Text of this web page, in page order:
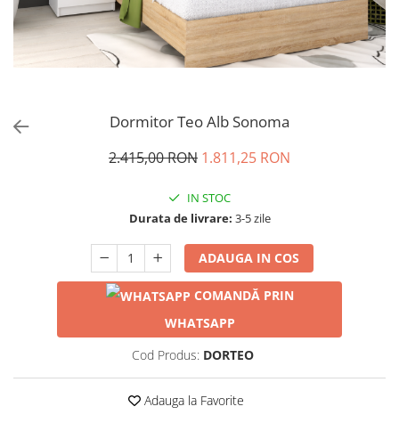
Dormitor Teo Alb Sonoma
2.415,00 RON 1.811,25 RON
IN STOC
Durata de livrare: 3-5 zile
ADAUGA IN COS
COMANDĂ PRIN
WHATSAPP
Cod Produs: DORTEO
Adauga la Favorite